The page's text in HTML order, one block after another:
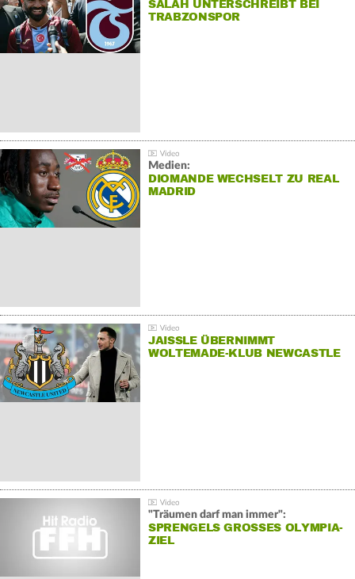
SALAH UNTERSCHREIBT BEI
TRABZONSPOR
Medien:
DIOMANDE WECHSELT ZU REAL
MADRID
JAISSLE ÜBERNIMMT
WOLTEMADE-KLUB NEWCASTLE
"Träumen darf man immer":
SPRENGELS GROSSES OLYMPIA-Z
IEL